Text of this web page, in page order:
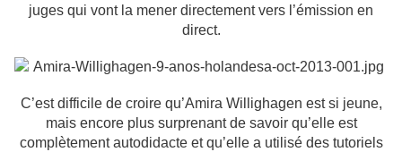
juges qui vont la mener directement vers l’émission en
direct.
C’est difficile de croire qu’Amira Willighagen est si jeune,
mais encore plus surprenant de savoir qu’elle est
complètement autodidacte et qu’elle a utilisé des tutoriels